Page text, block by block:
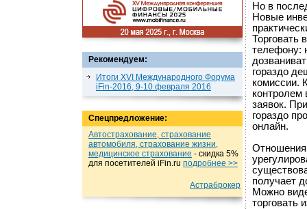
Рекомендуем:
Итоги XVI Международного Форума
iFin-2016, 9-10 февраля 2016
Спецпредложение:
Автострахование, страхование
автомобиля, страхование жизни,
медицинское страхование - cкидка 5%
для посетителей iFin.ru подробнеe >>
Астраброкер
Но в
Новые
Торговать
телефону:
гораздо
комиссии.
контролем
заявок.
гораздо
онлайн.
Отношения
получает
Можно
торговать